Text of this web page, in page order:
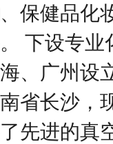
保健品化
下设专业
海、广州
省长沙，
先进的真